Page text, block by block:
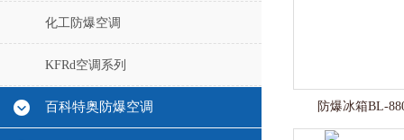
化工防爆空调
KFRd空调系列
百科特奥防爆空调 防爆冰箱BL-